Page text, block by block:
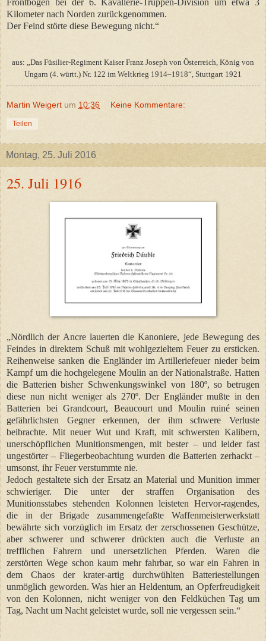
Frontbogen bei der 6. Kavallerie-Truppen-Division um etwa 3
Kilometer nach Norden zurückgenommen.
Der Feind störte diese Bewegung nicht.“
aus: „Das Füsilier-Regiment Kaiser Franz Joseph von Österreich, König von
Ungarn (4. württ.) Nr. 122 im Weltkrieg 1914–1918“, Stuttgart 1921
Martin Weigert um 10:36 Keine Kommentare:
Teilen
Montag, 25. Juli 2016
25. Juli 1916
„Nördlich der Ancre lauerten die Kanoniere, jede Bewegung des
Feindes in direktem Schuß mit wohlgezieltem Feuer zu ersticken.
Reihenweise sanken die Engländer im Artilleriefeuer nieder beim
Kampf um die hochgelegene Moulin an der Nationalstraße. Hatten
die Batterien bisher Schwenkungswinkel von 180º, so betrugen
diese nun nicht weniger als 270º. Der Engländer mußte in den
Batterien bei Grandcourt, Beaucourt und Moulin ruiné seinen
gefährlichsten Gegner erkennen, der ihm schwere Verluste
beibrachte. Mit neuer Wut und Kraft, mit schwersten Kalibern,
unerschöpflichen Munitionsmengen, mit bester – und leider fast
ungestörter – Fliegerbeobachtung wurden die Batterien zerhackt –
umsonst, ihr Feuer verstummte nie.
Jedoch gestaltete sich der Ersatz an Material und Munition immer
schwieriger. Die unter der straffen Organisation des
Munitionsstabes stehenden Kolonnen leisteten Hervor-ragendes,
die in der Brigade zusammengefaßte Waffenmeisterwerkstatt
bewährte sich vorzüglich im Ersatz der zerschossenen Geschütze,
aber schwerer und schwerer drückten auch die Verluste an
trefflichen Fahrern und unersetzlichen Pferden. Waren die
zerstörten Wege schon kaum mehr fahrbar, so war ein Fahren in
dem Chaos der krater-artig durchwühlten Batteriestellungen
unmöglich geworden. Was hier an Heldentum, an Opferfreudigkeit
von den Kolonnen, nicht weniger von den Feldküchen Tag um
Tag, Nacht um Nacht geleistet wurde, soll nie vergessen sein.“